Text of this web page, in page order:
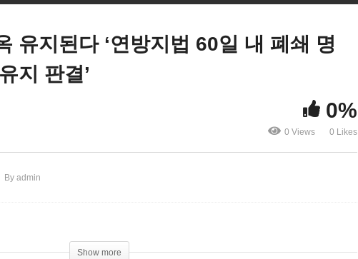
한국기업, 한인 업체
유지된다 ‘연방지법 60일 내 폐쇄 명
지 판결’
0%
0 Views 0 Likes
By admin
Show more